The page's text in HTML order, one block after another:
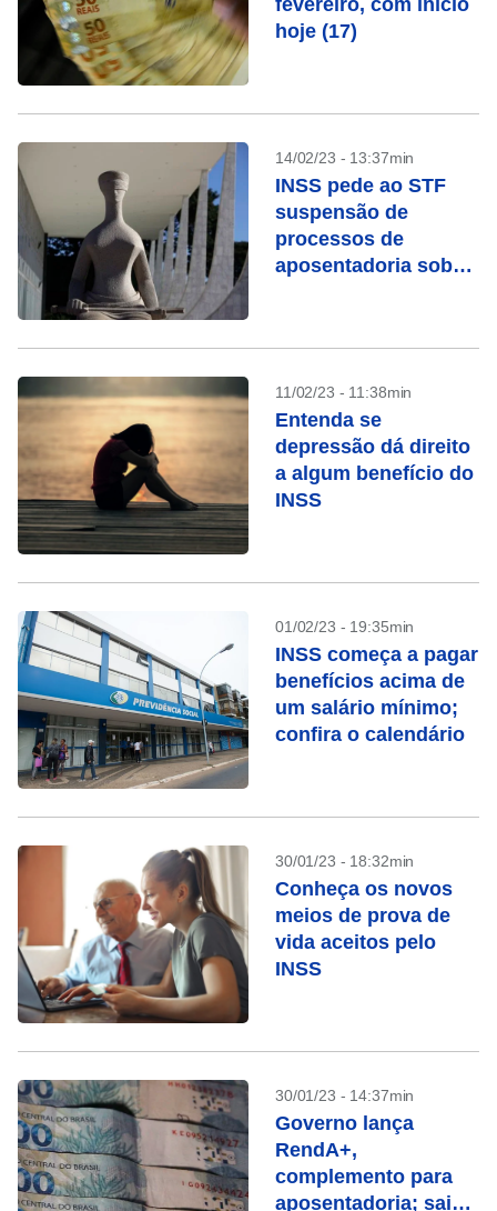
fevereiro, com início
hoje (17)
14/02/23 - 13:37min
INSS pede ao STF
suspensão de
processos de
aposentadoria sob
11/02/23 - 11:38min
Entenda se
depressão dá direito
a algum benefício do
INSS
01/02/23 - 19:35min
INSS começa a pagar
benefícios acima de
um salário mínimo;
confira o calendário
30/01/23 - 18:32min
Conheça os novos
meios de prova de
vida aceitos pelo
INSS
30/01/23 - 14:37min
Governo lança
RendA+,
complemento para
aposentadoria; saiba